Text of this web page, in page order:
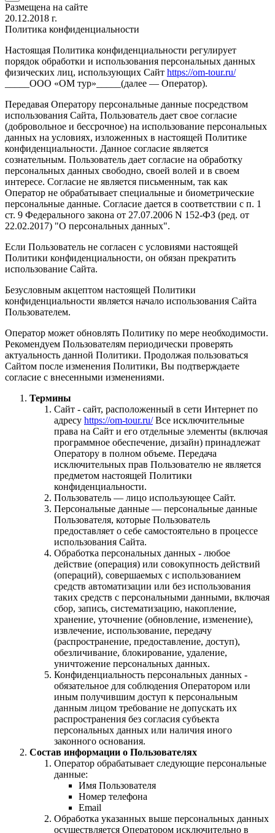
Размещена на сайте
20.12.2018 г.
Политика конфиденциальности
Настоящая Политика конфиденциальности регулирует
порядок обработки и использования персональных данных
физических лиц, использующих Сайт https://om-tour.ru/
_____ООО «ОМ тур»_____(далее — Оператор).
Передавая Оператору персональные данные посредством
использования Сайта, Пользователь дает свое согласие
(добровольное и бессрочное) на использование персональных
данных на условиях, изложенных в настоящей Политике
конфиденциальности. Данное согласие является
сознательным. Пользователь дает согласие на обработку
персональных данных свободно, своей волей и в своем
интересе. Согласие не является письменным, так как
Оператор не обрабатывает специальные и биометрические
персональные данные. Согласие дается в соответствии с п. 1
ст. 9 Федерального закона от 27.07.2006 N 152-ФЗ (ред. от
22.02.2017) "О персональных данных".
Если Пользователь не согласен с условиями настоящей
Политики конфиденциальности, он обязан прекратить
использование Сайта.
Безусловным акцептом настоящей Политики
конфиденциальности является начало использования Сайта
Пользователем.
Оператор может обновлять Политику по мере необходимости.
Рекомендуем Пользователям периодически проверять
актуальность данной Политики. Продолжая пользоваться
Сайтом после изменения Политики, Вы подтверждаете
согласие с внесенными изменениями.
Термины
Сайт - сайт, расположенный в сети Интернет по
адресу https://om-tour.ru/Все исключительные
права на Сайт и его отдельные элементы (включая
программное обеспечение, дизайн) принадлежат
Оператору в полном объеме. Передача
исключительных прав Пользователю не является
предметом настоящей Политики
конфиденциальности.
Пользователь — лицо использующее Сайт.
Персональные данные — персональные данные
Пользователя, которые Пользователь
предоставляет о себе самостоятельно в процессе
использования Сайта.
Обработка персональных данных - любое
действие (операция) или совокупность действий
(операций), совершаемых с использованием
средств автоматизации или без использования
таких средств с персональными данными, включая
сбор, запись, систематизацию, накопление,
хранение, уточнение (обновление, изменение),
извлечение, использование, передачу
(распространение, предоставление, доступ),
обезличивание, блокирование, удаление,
уничтожение персональных данных.
Конфиденциальность персональных данных -
обязательное для соблюдения Оператором или
иным получившим доступ к персональным
данным лицом требование не допускать их
распространения без согласия субъекта
персональных данных или наличия иного
законного основания.
Состав информации о Пользователях
Оператор обрабатывает следующие персональные
данные:
Имя Пользователя
Номер телефона
Email
Обработка указанных выше персональных данных
осуществляется Оператором исключительно в